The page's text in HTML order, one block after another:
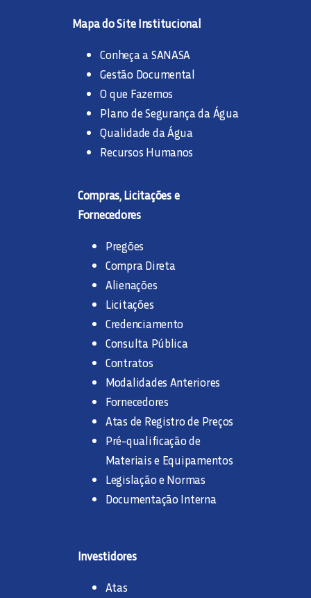
Mapa do Site Institucional
Conheça a SANASA
Gestão Documental
O que Fazemos
Plano de Segurança da Água
Qualidade da Água
Recursos Humanos
Compras, Licitações e
Fornecedores
Pregões
Compra Direta
Alienações
Licitações
Credenciamento
Consulta Pública
Contratos
Modalidades Anteriores
Fornecedores
Atas de Registro de Preços
Pré-qualificação de
Materiais e Equipamentos
Legislação e Normas
Documentação Interna
Investidores
Atas